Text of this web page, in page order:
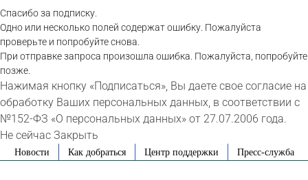
Спасибо за подписку.
Одно или несколько полей содержат ошибку. Пожалуйста
проверьте и попробуйте снова.
При отправке запроса произошла ошибка. Пожалуйста, попробуйте
позже.
Нажимая кнопку «Подписаться», Вы даете свое согласие на
обработку Ваших персональных данных, в соответствии с
№152-ФЗ «О персональных данных» от 27.07.2006 года.
Не сейчас Закрыть
SkipНовости Как добраться Центр поддержки Пресс-служба